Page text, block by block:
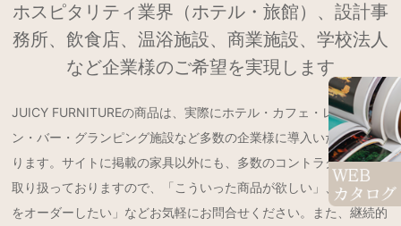
ホスピタリティ業界（ホテル・旅館）、設計事
務所、飲食店、温浴施設、商業施設、学校法人
など企業様のご希望を実現します
JUICY FURNITUREの商品は、実際にホテル・カフェ・レストラ
ン・バー・グランピング施設など多数の企業様に導入いただいてお
ります。サイトに掲載の家具以外にも、多数のコントラクト製品を
取り扱っておりますので、「こういった商品が欲しい」、「特注品
をオーダーしたい」などお気軽にお問合せください。また、継続的